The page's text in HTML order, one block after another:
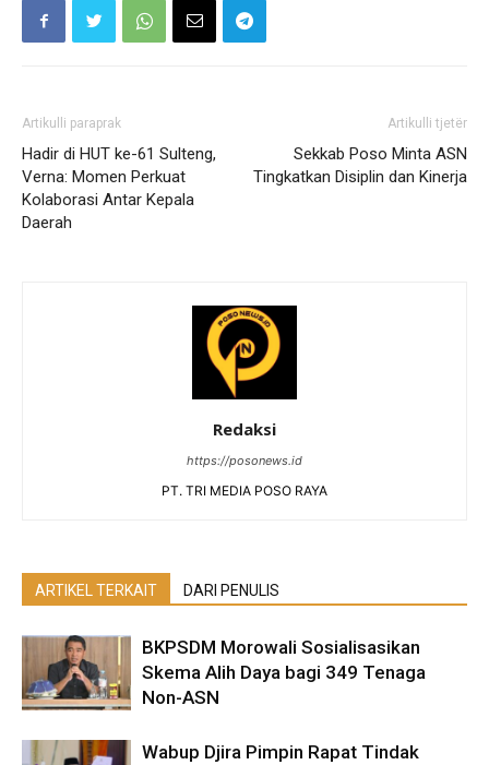
Artikulli paraprak
Hadir di HUT ke-61 Sulteng,
Verna: Momen Perkuat
Kolaborasi Antar Kepala
Daerah
Artikulli tjetër
Sekkab Poso Minta ASN
Tingkatkan Disiplin dan Kinerja
Redaksi
https://posonews.id
PT. TRI MEDIA POSO RAYA
ARTIKEL TERKAIT DARI PENULIS
BKPSDM Morowali Sosialisasikan
Skema Alih Daya bagi 349 Tenaga
Non-ASN
Wabup Djira Pimpin Rapat Tindak